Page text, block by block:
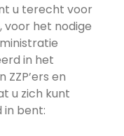
u terecht voor
voor het nodige
in het
en
u zich kunt
in bent: